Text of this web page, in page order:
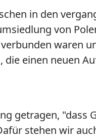
in den
von
waren
einen neuen
getragen, "dass
stehen wir